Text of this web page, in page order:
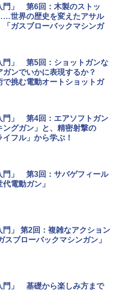
門」 第6回：木製のストッ
世界の歴史を変えたアサル
ガスブローバックマシンガ
門」 第5回：ショットガンな
ガンでいかに表現するか？
で挑む電動オートショットガ
門」 第4回：エアソフトガン
グガン」と、精密射撃の
イフル」から学ぶ！
門」 第3回：サバゲフィール
電動ガン」
門」 第2回：複雑なアクション
スブローバックマシンガン」
門」 基礎から楽しみ方まで